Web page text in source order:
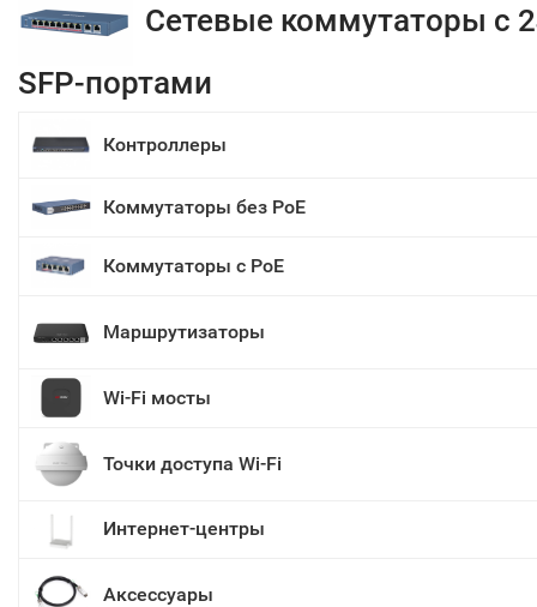
Сетевые коммутаторы с
SFP-портами
Контроллеры
Коммутаторы без PoE
Коммутаторы с PoE
Маршрутизаторы
Wi-Fi мосты
Точки доступа Wi-Fi
Интернет-центры
Аксессуары